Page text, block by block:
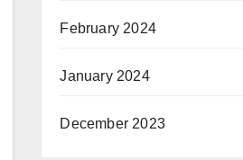
February 2024
January 2024
December 2023